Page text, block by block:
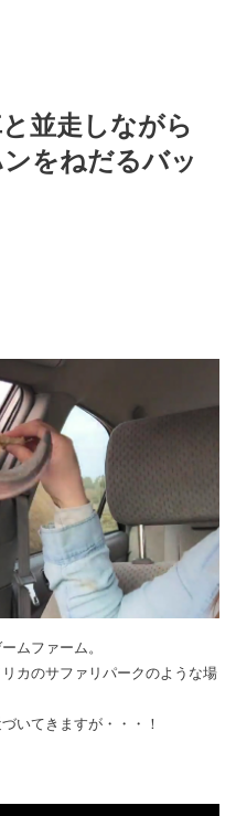
並走しながら
をねだるバッ
ムファーム。
カのサファリパークのような場
いてきますが・・・！